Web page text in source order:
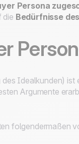
Persona
die Bedürfnisse
Idealkunden)
Argumente
folgendermaßen